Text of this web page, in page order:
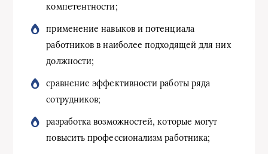
компетентности;
применение навыков и потенциала
работников в наиболее подходящей для них
должности;
сравнение эффективности работы ряда
сотрудников;
разработка возможностей, которые могут
повысить профессионализм работника;